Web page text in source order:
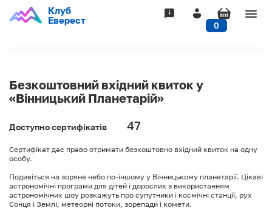
Клуб
Еверест
0
Безкоштовний вхідний квиток у
«Вінницький Планетарій»
Доступно сертифікатів 47
Сертифікат дає право отримати безкоштовно вхідний квиток на одну
особу.
Подивіться на зоряне небо по-іншому у Вінницькому планетарії. Цікаві
астрономічні програми для дітей і дорослих з використанням
астрономічних шоу розкажуть про супутники і космічні станції, рух
Сонця і Землі, метеорні потоки, зорепади і комети.